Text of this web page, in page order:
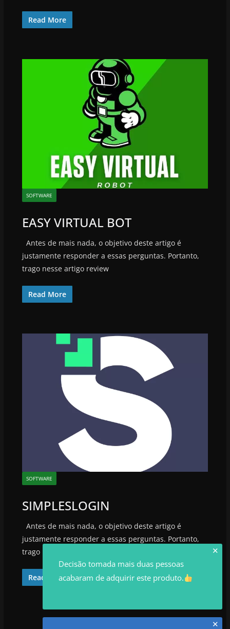
Read More
SOFTWARE
EASY VIRTUAL BOT
Antes de mais nada, o objetivo deste artigo é
justamente responder a essas perguntas. Portanto,
trago nesse artigo review
Read More
SOFTWARE
SIMPLESLOGIN
Antes de mais nada, o objetivo deste artigo é
justamente responder a essas perguntas. Portanto,
trago nesse artigo review
Read More
✕
Decisão tomada mais duas pessoas
acabaram de adquirir este produto.
✕